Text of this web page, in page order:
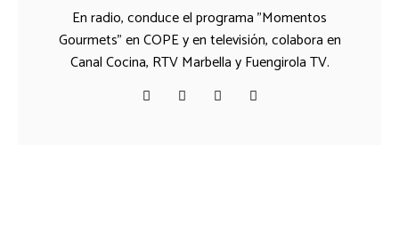
En radio, conduce el programa "Momentos
Gourmets" en COPE y en televisión, colabora en
Canal Cocina, RTV Marbella y Fuengirola TV.